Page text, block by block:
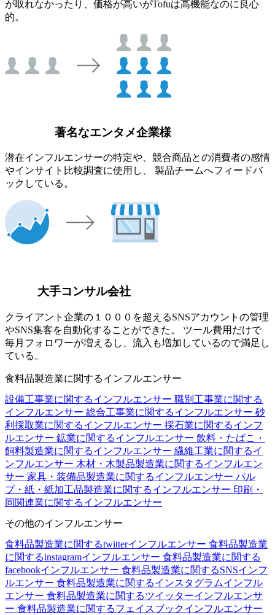
が取れなかったり、価格が高いがTofuは高機能なのに良心
的。
著名なエンタメ企業様
潜在インフルエンサーの特定や、競合商品との消費者の感情
やインサイト比較調査に使用し、 製品チームへフィードバ
ックしている。
大手コンサル会社
クライアント企業の１０００を超えるSNSアカウントの管理
やSNS集客を自動化することができた。 ツール費用だけで
毎月フォロワーが増えるし、流入も増加しているので満足し
ている。
食料品製造業に関するインフルエンサー
設備工事業に関するインフルエンサー 職別工事業に関する
インフルエンサー 総合工事業に関するインフルエンサー 砂
利採取業に関するインフルエンサー 採石業に関するインフ
ルエンサー 鉱業に関するインフルエンサー 飲料・たばこ・
飼料製造業に関するインフルエンサー 繊維工業に関するイ
ンフルエンサー 木材・木製品製造業に関するインフルエン
サー 家具・装備品製造業に関するインフルエンサー パル
プ・紙・紙加工品製造業に関するインフルエンサー 印刷・
同関連業に関するインフルエンサー
その他のインフルエンサー
食料品製造業に関するtwitterインフルエンサー 食料品製造業
に関するinstagramインフルエンサー 食料品製造業に関する
facebookインフルエンサー 食料品製造業に関するSNSインフ
ルエンサー 食料品製造業に関するインスタグラムインフル
エンサー 食料品製造業に関するツイッターインフルエンサ
ー 食料品製造業に関するフェイスブックインフルエンサー